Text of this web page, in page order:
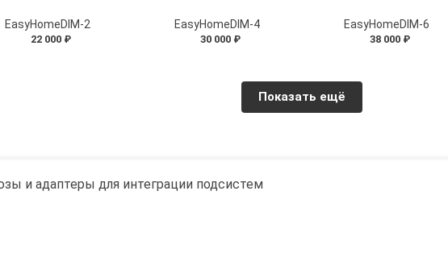
EasyHomeDIM-2
22 000 ₽
EasyHomeDIM-4
30 000 ₽
EasyHomeDIM-6
38 000 ₽
Показать ещё
и адаптеры для интеграции подсистем